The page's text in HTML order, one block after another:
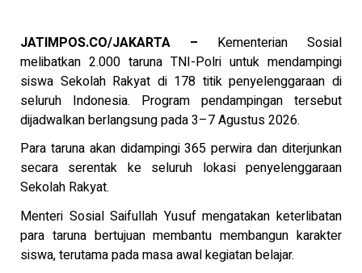
JATIMPOS.CO/JAKARTA – Kementerian Sosial
melibatkan 2.000 taruna TNI-Polri untuk mendampingi
siswa Sekolah Rakyat di 178 titik penyelenggaraan di
seluruh Indonesia. Program pendampingan tersebut
dijadwalkan berlangsung pada 3–7 Agustus 2026.
Para taruna akan didampingi 365 perwira dan diterjunkan
secara serentak ke seluruh lokasi penyelenggaraan
Sekolah Rakyat.
Menteri Sosial Saifullah Yusuf mengatakan keterlibatan
para taruna bertujuan membantu membangun karakter
siswa, terutama pada masa awal kegiatan belajar.